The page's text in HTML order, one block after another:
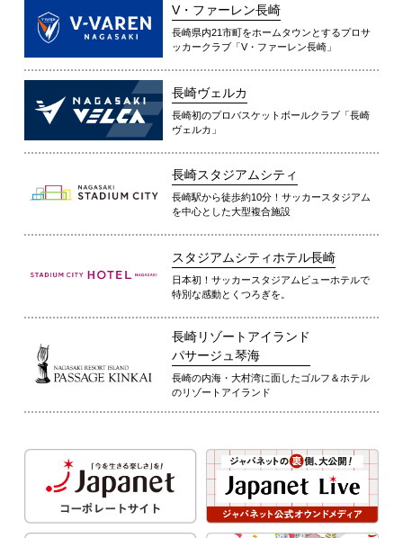
V・ファーレン長崎
長崎県内21市町をホームタウンとするプロサ
ッカークラブ「V・ファーレン長崎」
長崎ヴェルカ
長崎初のプロバスケットボールクラブ「長崎
ヴェルカ」
長崎スタジアムシティ
長崎駅から徒歩約10分！サッカースタジアム
を中心とした大型複合施設
スタジアムシティホテル長崎
日本初！サッカースタジアムビューホテルで
特別な感動とくつろぎを。
長崎リゾートアイランド
パサージュ琴海
長崎の内海・大村湾に面したゴルフ＆ホテル
のリゾートアイランド